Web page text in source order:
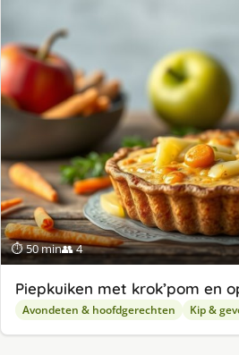
⏱ 50 min👥 4
Piepkuiken met krok’pom en
Avondeten & hoofdgerechten Kip &